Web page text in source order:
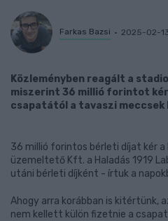
Farkas Bazsi 2025-02-
Közleményben reagált a
miszerint 36 millió forintot
csapatától a tavaszi
36 millió forintos bérleti díjat kér
üzemeltető Kft. a Haladás 1919
utáni bérleti díjként - írtuk a
Ahogy arra korábban is kitértünk,
nem kellett külön fizetnie a